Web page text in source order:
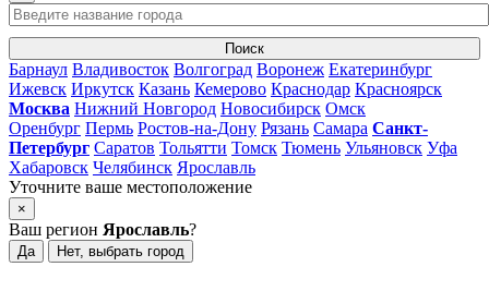
Поиск
Барнаул Владивосток Волгоград Воронеж Екатеринбург
Ижевск Иркутск Казань Кемерово Краснодар Красноярск
Москва Нижний Новгород Новосибирск Омск
Оренбург Пермь Ростов-на-Дону Рязань Самара Санкт-
Петербург Саратов Тольятти Томск Тюмень Ульяновск Уфа
Хабаровск Челябинск Ярославль
Уточните ваше местоположение
×
Ваш регион Ярославль?
Да Нет, выбрать город